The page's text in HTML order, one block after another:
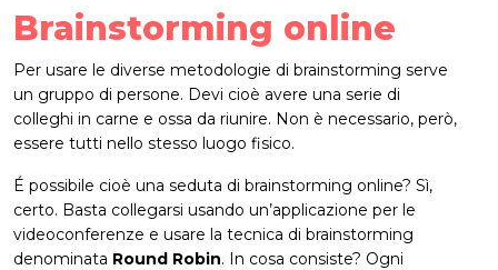
Brainstorming online
Per usare le diverse metodologie di brainstorming serve
un gruppo di persone. Devi cioè avere una serie di
colleghi in carne e ossa da riunire. Non è necessario, però,
essere tutti nello stesso luogo fisico.
É possibile cioè una seduta di brainstorming online? Sì,
certo. Basta collegarsi usando un’applicazione per le
videoconferenze e usare la tecnica di brainstorming
denominata Round Robin. In cosa consiste? Ogni